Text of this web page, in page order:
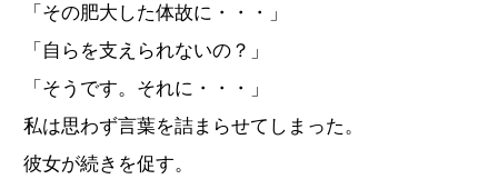
「その肥大した体故に・・・」
「自らを支えられないの？」
「そうです。それに・・・」
私は思わず言葉を詰まらせてしまった。
彼女が続きを促す。